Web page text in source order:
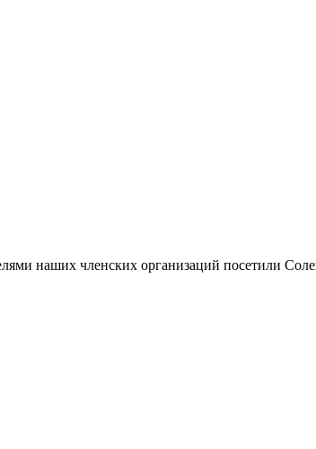
наших членских организаций посетили